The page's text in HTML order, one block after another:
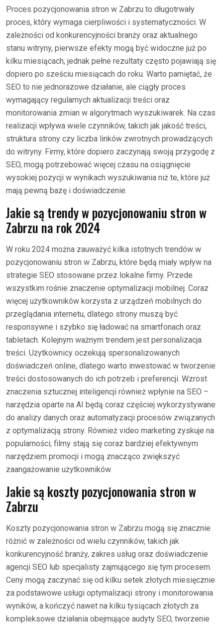
Proces pozycjonowania stron w Zabrzu to długotrwały
proces, który wymaga cierpliwości i systematyczności. W
zależności od konkurencyjności branży oraz aktualnego
stanu witryny, pierwsze efekty mogą być widoczne już po
kilku miesiącach, jednak pełne rezultaty często pojawiają się
dopiero po sześciu miesiącach do roku. Warto pamiętać, że
SEO to nie jednorazowe działanie, ale ciągły proces
wymagający regularnych aktualizacji treści oraz
monitorowania zmian w algorytmach wyszukiwarek. Na czas
realizacji wpływa wiele czynników, takich jak jakość treści,
struktura strony czy liczba linków zwrotnych prowadzących
do witryny. Firmy, które dopiero zaczynają swoją przygodę z
SEO, mogą potrzebować więcej czasu na osiągnięcie
wysokiej pozycji w wynikach wyszukiwania niż te, które już
mają pewną bazę i doświadczenie.
Jakie są trendy w pozycjonowaniu stron w
Zabrzu na rok 2024
W roku 2024 można zauważyć kilka istotnych trendów w
pozycjonowaniu stron w Zabrzu, które będą miały wpływ na
strategie SEO stosowane przez lokalne firmy. Przede
wszystkim rośnie znaczenie optymalizacji mobilnej. Coraz
więcej użytkowników korzysta z urządzeń mobilnych do
przeglądania internetu, dlatego strony muszą być
responsywne i szybko się ładować na smartfonach oraz
tabletach. Kolejnym ważnym trendem jest personalizacja
treści. Użytkownicy oczekują spersonalizowanych
doświadczeń online, dlatego warto inwestować w tworzenie
treści dostosowanych do ich potrzeb i preferencji. Wzrost
znaczenia sztucznej inteligencji również wpłynie na SEO –
narzędzia oparte na AI będą coraz częściej wykorzystywane
do analizy danych oraz automatyzacji procesów związanych
z optymalizacją strony. Również video marketing zyskuje na
popularności; filmy stają się coraz bardziej efektywnym
narzędziem promocji i mogą znacząco zwiększyć
zaangażowanie użytkowników.
Jakie są koszty pozycjonowania stron w
Zabrzu
Koszty pozycjonowania stron w Zabrzu mogą się znacznie
różnić w zależności od wielu czynników, takich jak
konkurencyjność branży, zakres usług oraz doświadczenie
agencji SEO lub specjalisty zajmującego się tym procesem.
Ceny mogą zaczynać się od kilku setek złotych miesięcznie
za podstawowe usługi optymalizacji strony i monitorowania
wyników, a kończyć nawet na kilku tysiącach złotych za
kompleksowe działania obejmujące audyty SEO, tworzenie